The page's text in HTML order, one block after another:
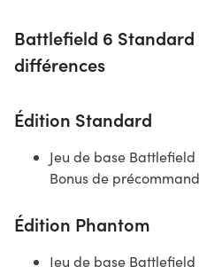
Battlefield 6 Standard
différences
Édition Standard
Jeu de base Battlefield
Bonus de
Édition Phantom
Jeu de base Battlefield